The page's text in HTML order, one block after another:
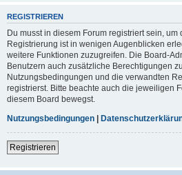
REGISTRIEREN
Du musst in diesem Forum registriert sein,
Registrierung ist in wenigen Augenblicken
weitere Funktionen zuzugreifen. Die Board-
Benutzern auch zusätzliche Berechtigungen
Nutzungsbedingungen und die verwandten
registrierst. Bitte beachte auch die jeweiligen
diesem Board bewegst.
Nutzungsbedingungen |
Registrieren